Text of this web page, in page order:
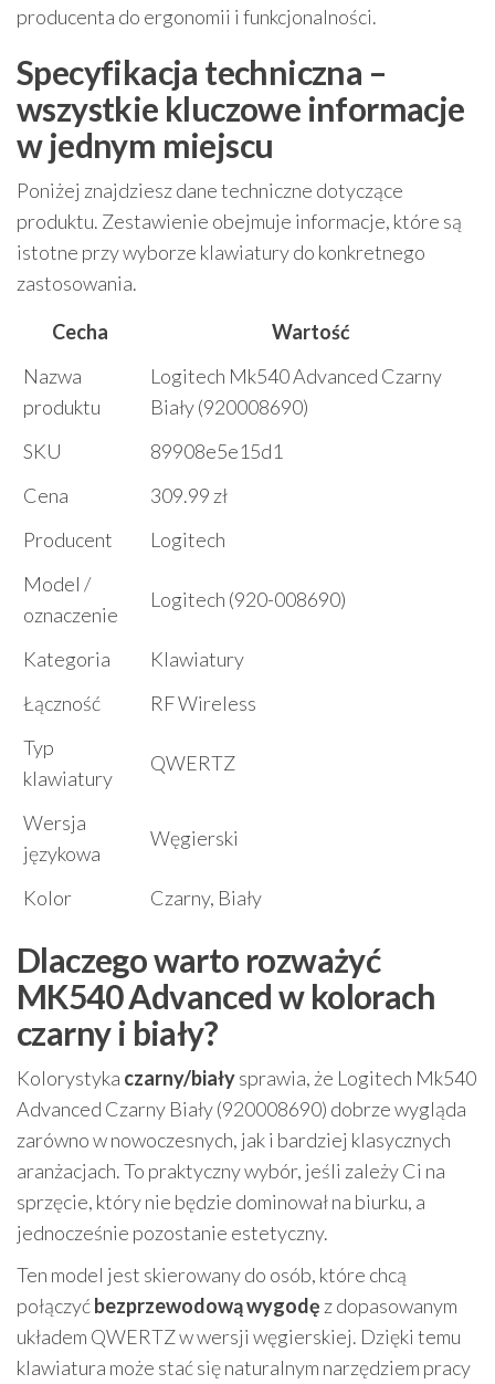
producenta do ergonomii i funkcjonalności.
Specyfikacja techniczna –
wszystkie kluczowe informacje
w jednym miejscu
Poniżej znajdziesz dane techniczne dotyczące
produktu. Zestawienie obejmuje informacje, które są
istotne przy wyborze klawiatury do konkretnego
zastosowania.
Cecha
Wartość
Nazwa
produktu
Logitech Mk540 Advanced Czarny
Biały (920008690)
SKU
89908e5e15d1
Cena
309.99 zł
Producent
Logitech
Model /
oznaczenie
Logitech (920-008690)
Kategoria
Klawiatury
Łączność
RF Wireless
Typ
klawiatury
QWERTZ
Wersja
językowa
Węgierski
Kolor Czarny, Biały
Dlaczego warto rozważyć
MK540 Advanced w kolorach
czarny i biały?
Kolorystyka czarny/białysprawia, że Logitech Mk540
Advanced Czarny Biały (920008690) dobrze wygląda
zarówno w nowoczesnych, jak i bardziej klasycznych
aranżacjach. To praktyczny wybór, jeśli zależy Ci na
sprzęcie, który nie będzie dominował na biurku, a
jednocześnie pozostanie estetyczny.
Ten model jest skierowany do osób, które chcą
połączyćbezprzewodową wygodę z dopasowanym
układem QWERTZ w wersji węgierskiej. Dzięki temu
klawiatura może stać się naturalnym narzędziem pracy